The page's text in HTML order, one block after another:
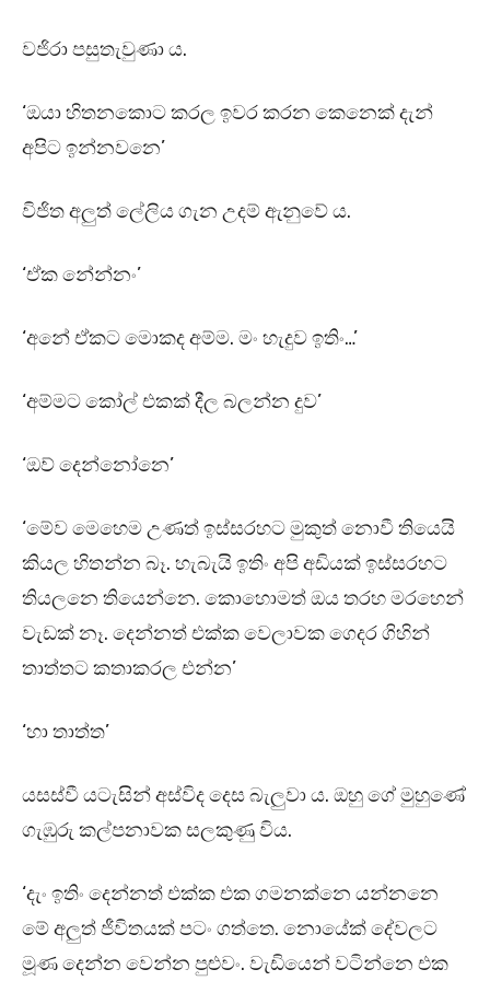
වජිරා පසුතැවුණා ය.
‘ඔයා හිතනකොට කරල ඉවර කරන කෙනෙක් දැන්
අපිට ඉන්නවනෙ’
විජිත අලුත් ලේලිය ගැන උදම් ඇනුවේ ය.
‘ඒක නේන්නං’
‘අනේ ඒකට මොකද අම්ම. මං හැදුව ඉතිං…’
‘අම්මට කෝල් එකක් දීල බලන්න දුව’
‘ඔව් දෙන්නෝනෙ’
‘මේව මෙහෙම උණත් ඉස්සරහට මුකුත් නොවී තියෙයි
කියල හිතන්න බෑ. හැබැයි ඉතිං අපි අඩියක් ඉස්සරහට
තියලනෙ තියෙන්නෙ. කොහොමත් ඔය තරහ මරහෙන්
වැඩක් නෑ. දෙන්නත් එක්ක වෙලාවක ගෙදර ගිහින්
තාත්තට කතාකරල එන්න’
‘හා තාත්ත’
යසස්වී යටැසින් අස්විද දෙස බැලුවා ය. ඔහු ගේ මුහුණේ
ගැඹුරු කල්පනාවක සලකුණු විය.
‘දැං ඉතිං දෙන්නත් එක්ක එක ගමනක්නෙ යන්නනෙ
මේ අලුත් ජීවිතයක් පටං ගත්තෙ. නොයේක් දේවලට
මූණ දෙන්න වෙන්න පුළුවං. වැඩියෙන් වටින්නෙ එක